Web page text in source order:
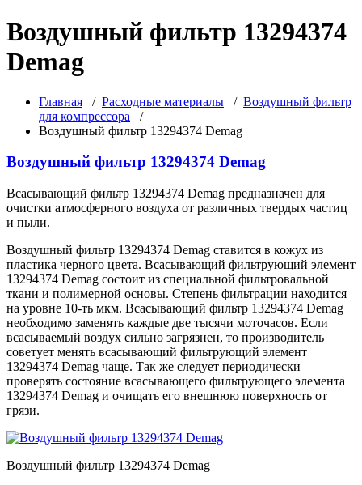
Воздушный фильтр 13294374
Demag
Главная / Расходные материалы / Воздушный фильтр
для компрессора /
Воздушный фильтр 13294374 Demag
Воздушный фильтр 13294374 Demag
Всасывающий фильтр 13294374 Demag предназначен для
очистки атмосферного воздуха от различных твердых частиц
и пыли.
Воздушный фильтр 13294374 Demag ставится в кожух из
пластика черного цвета. Всасывающий фильтрующий элемент
13294374 Demag состоит из специальной фильтровальной
ткани и полимерной основы. Степень фильтрации находится
на уровне 10-ть мкм. Всасывающий фильтр 13294374 Demag
необходимо заменять каждые две тысячи моточасов. Если
всасываемый воздух сильно загрязнен, то производитель
советует менять всасывающий фильтрующий элемент
13294374 Demag чаще. Так же следует периодически
проверять состояние всасывающего фильтрующего элемента
13294374 Demag и очищать его внешнюю поверхность от
грязи.
Воздушный фильтр 13294374 Demag